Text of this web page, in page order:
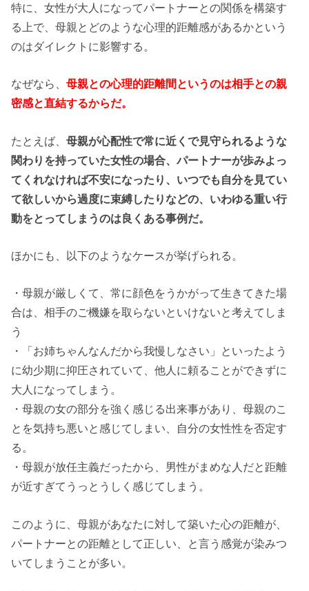
特に、女性が大人になってパートナーとの関係を構築す
る上で、母親とどのような心理的距離感があるかという
のはダイレクトに影響する。
なぜなら、母親との心理的距離間というのは相手との親
密感と直結するからだ。
たとえば、母親が心配性で常に近くで見守られるような
関わりを持っていた女性の場合、パートナーが歩みよっ
てくれなければ不安になったり、いつでも自分を見てい
て欲しいから過度に束縛したりなどの、いわゆる重い行
動をとってしまうのは良くある事例だ。
ほかにも、以下のようなケースが挙げられる。
・母親が厳しくて、常に顔色をうかがって生きてきた場
合は、相手のご機嫌を取らないといけないと考えてしま
う
・「お姉ちゃんなんだから我慢しなさい」といったよう
に幼少期に抑圧されていて、他人に頼ることができずに
大人になってしまう。
・母親の女の部分を強く感じる出来事があり、母親のこ
とを気持ち悪いと感じてしまい、自分の女性性を否定す
る。
・母親が放任主義だったから、男性がまめな人だと距離
が近すぎてうっとうしく感じてしまう。
このように、母親があなたに対して築いた心の距離が、
パートナーとの距離として正しい、と言う感覚が染みつ
いてしまうことが多い。